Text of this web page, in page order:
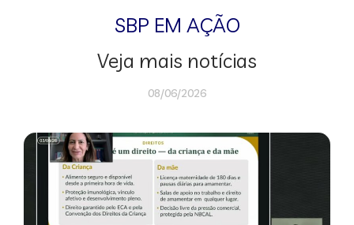
SBP EM AÇÃO
Veja mais notícias
08/06/2026